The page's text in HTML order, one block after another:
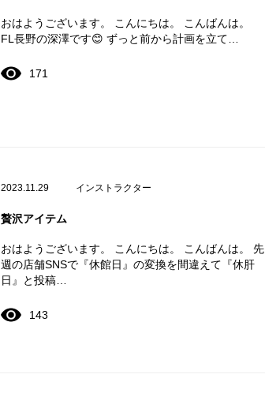
おはようございます。 こんにちは。 こんばんは。
FL長野の深澤です😊 ずっと前から計画を立て…
171
2023.11.29 インストラクター
贅沢アイテム
おはようございます。 こんにちは。 こんばんは。 先
週の店舗SNSで『休館日』の変換を間違えて『休肝
日』と投稿…
143